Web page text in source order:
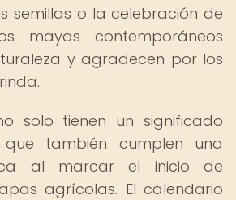
semillas o la celebración de
mayas contemporáneos
y agradecen por los
solo tienen un significado
que también cumplen una
al marcar el inicio de
agrícolas. El calendario